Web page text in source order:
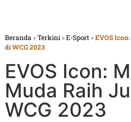
Beranda »Terkini »E-Sport »EVOS
di WCG 2023
EVOS Icon:
Muda Raih
WCG 2023